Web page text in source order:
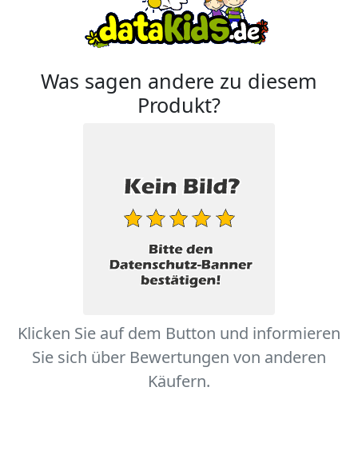
Was sagen andere zu diesem
Produkt?
Klicken Sie auf dem Button und informieren
Sie sich über Bewertungen von anderen
Käufern.